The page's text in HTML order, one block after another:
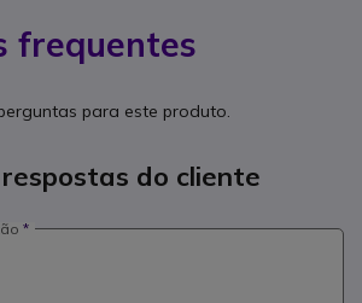
frequentes
para este produto.
do cliente